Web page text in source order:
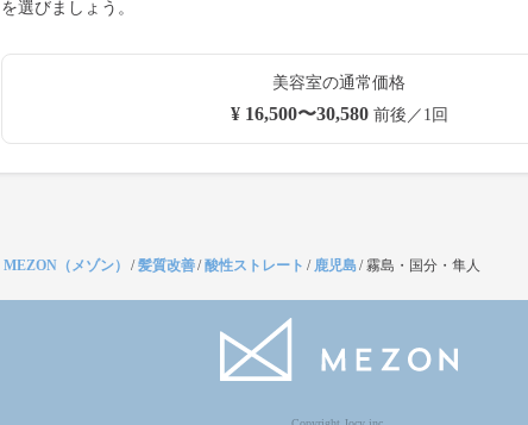
を選びましょう。
美容室の通常価格
¥ 16,500〜30,580前後／1回
MEZON（メゾン） /髪質改善/酸性ストレート / 鹿児島/霧島・国分・隼人